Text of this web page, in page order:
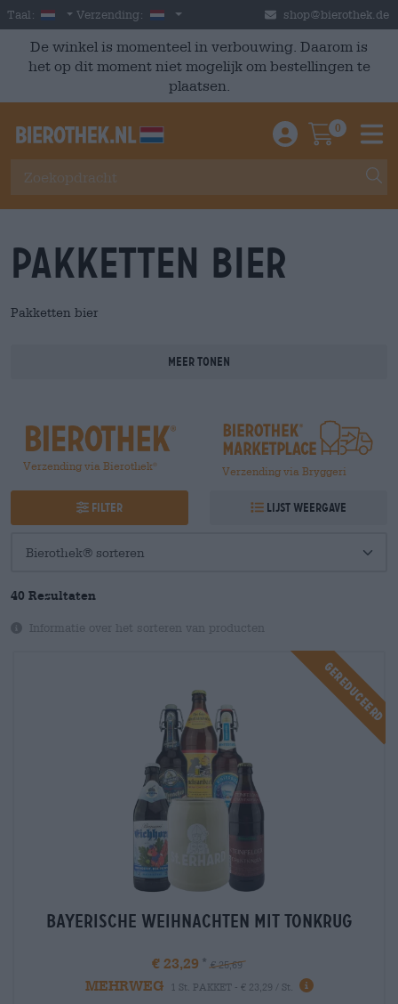
Skip to main content
Taal: Dutch
Verzending: Nederland shop@bierothek.de
De winkel is momenteel in verbouwing. Daarom is
het op dit moment niet mogelijk om bestellingen te
plaatsen.
Einloggen /
0
Pakketten bier
Pakketten bier
Meer tonen
Verzending via Bierothek®
Verzending via Bryggeri
Filter Lijst weergave
40 Resultaten
Informatie over het sorteren van producten
Gereduceerd
bayerische weihnachten mit tonkrug
€ 23,29 € 25,69
MEHRWEG 1 St. PAKKET - € 23,29 / St.